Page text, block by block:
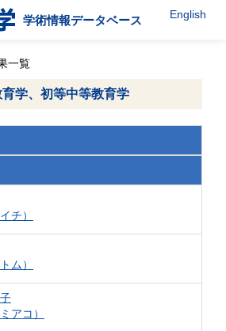
学術情報データベース English
一覧
学、初等中等教育学
チ）
ム）
アコ）